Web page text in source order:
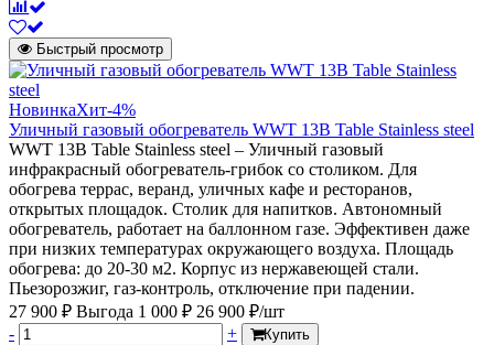
Быстрый просмотр
НовинкаХит-4%
Уличный газовый обогреватель WWT 13B Table Stainless steel
WWT 13B Table Stainless steel – Уличный газовый
инфракрасный обогреватель-грибок со столиком. Для
обогрева террас, веранд, уличных кафе и ресторанов,
открытых площадок. Столик для напитков. Автономный
обогреватель, работает на баллонном газе. Эффективен даже
при низких температурах окружающего воздуха. Площадь
обогрева: до 20-30 м2. Корпус из нержавеющей стали.
Пьезорозжиг, газ-контроль, отключение при падении.
27 900 ₽ Выгода 1 000 ₽ 26 900 ₽/шт
-
+ Купить